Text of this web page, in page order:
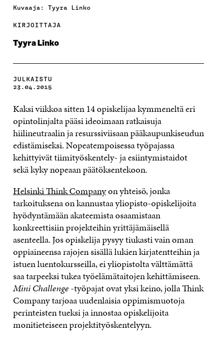
Kuvaaja: Tyyra Linko
KIRJOITTAJA
Tyyra Linko
JULKAISTU
23.04.2015
Kaksi viikkoa sitten 14 opiskelijaa kymmeneltä eri
opintolinjalta pääsi ideoimaan ratkaisuja
hiilineutraalin ja resurssiviisaan pääkaupunkiseudun
edistämiseksi. Nopeatempoisessa työpajassa
kehittyivät tiimityöskentely- ja esiintymistaidot
sekä kyky nopeaan päätöksentekoon.
Helsinki Think Companyon yhteisö, jonka
tarkoituksena on kannustaa yliopisto-opiskelijoita
hyödyntämään akateemista osaamistaan
konkreettisiin projekteihin yrittäjämäisellä
asenteella. Jos opiskelija pysyy tiukasti vain oman
oppiaineensa rajojen sisällä lukien kirjatentteihin ja
istuen luentokursseilla, ei yliopistolta välttämättä
saa tarpeeksi tukea työelämätaitojen kehittämiseen.
Mini Challenge-työpajat ovat yksi keino, jolla Think
Company tarjoaa uudenlaisia oppimismuotoja
perinteisten tueksi ja innostaa opiskelijoita
monitieteiseen projektityöskentelyyn.